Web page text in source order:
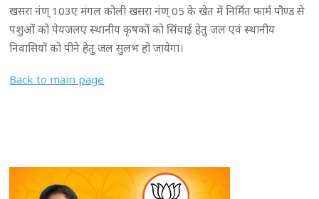
खसरा नंण् 103ए मंगल कोली खसरा नंण् 05 के खेत में निर्मित फार्म पौण्ड से
पशुओं को पेयजलए स्थानीय कृषकों को सिंचाई हेतु जल एवं स्थानीय
निवासियों को पीने हेतु जल सुलभ हो जायेगा।
Back to main page